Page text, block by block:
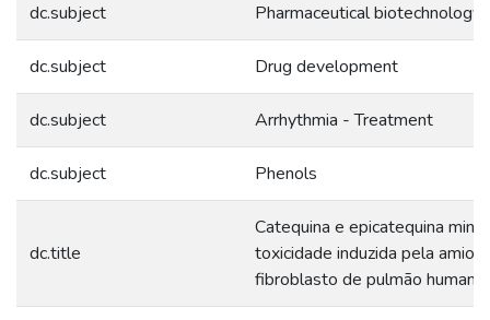
dc.subject Pharmaceutical biotechnology
dc.subject Drug development
dc.subject Arrhythmia - Treatment
dc.subject Phenols
dc.title
Catequina e epicatequina
toxicidade induzida pela
fibroblasto de pulmão